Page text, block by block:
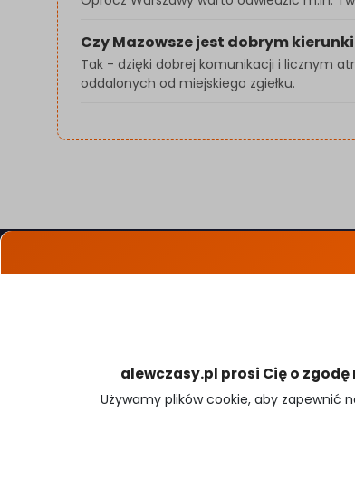
Czy Mazowsze jest dobrym
Tak - dzięki dobrej komunikacji i licznym
oddalonych od miejskiego zgiełku.
Oferty specjalne
alewczasy.pl prosi Cię o
Używamy plików cookie, aby zapewnić